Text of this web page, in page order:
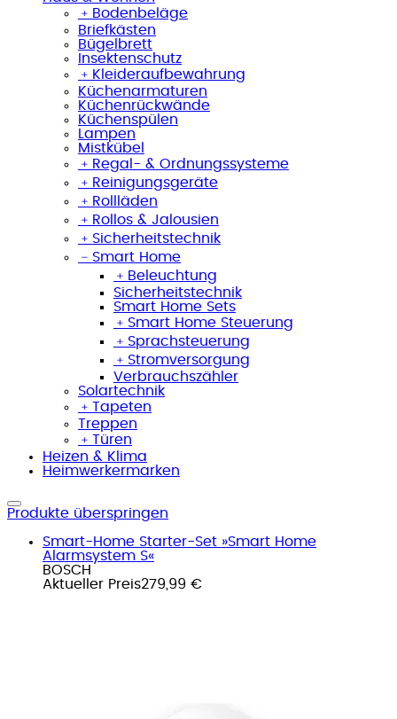
﹢ Bodenbeläge
Briefkästen
Bügelbrett
Insektenschutz
﹢ Kleideraufbewahrung
Küchenarmaturen
Küchenrückwände
Küchenspülen
Lampen
Mistkübel
﹢ Regal- & Ordnungssysteme
﹢ Reinigungsgeräte
﹢ Rollläden
﹢ Rollos & Jalousien
﹢ Sicherheitstechnik
﹣ Smart Home
﹢ Beleuchtung
Sicherheitstechnik
Smart Home Sets
﹢ Smart Home Steuerung
﹢ Sprachsteuerung
﹢ Stromversorgung
Verbrauchszähler
Solartechnik
﹢ Tapeten
Treppen
﹢ Türen
Heizen & Klima
Heimwerkermarken
Produkte überspringen
Smart-Home Starter-Set »Smart Home
Alarmsystem S«
BOSCH
Aktueller Preis279,99 €